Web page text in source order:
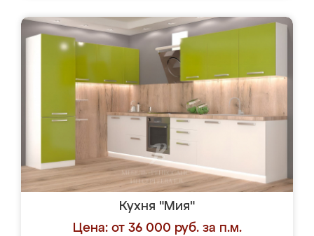
Кухня "Мия"
Цена: от 36 000 руб. за п.м.